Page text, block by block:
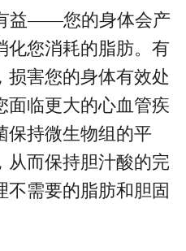
益——您的身体会产
化您消耗的脂肪。有
损害您的身体有效处
面临更大的心血管疾
保持微生物组的平
从而保持胆汁酸的完
需要的脂肪和胆固